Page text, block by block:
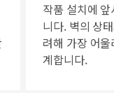
작품 설치에
니다. 벽의 상
려해 가장 어
계합니다.